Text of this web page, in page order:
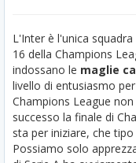
L'Inter è l'unica
16 della Champions
indossano le maglie
livello di entusiasmo
Champions League
successo la finale di
sta per iniziare, che
Possiamo solo